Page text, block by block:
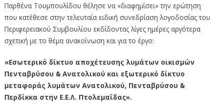
Παρθένα Τουμπουλίδου θέλησε να «διαφημίσει» την ερώτηση
που κατέθεσε στην τελευταία ειδική συνεδρίαση λογοδοσίας του
Περιφερειακού Συμβουλίου εκδίδοντας λίγες ημέρες αργότερα
σχετική με το θέμα ανακοίνωση και για το έργο:
«Εσωτερικό δίκτυο αποχέτευσης λυμάτων οικισμών
Πενταβρύσου & Ανατολικού και εξωτερικό δίκτυο
μεταφοράς λυμάτων Ανατολικού, Πενταβρύσου &
Περδίκκα στην Ε.Ε.Λ. Πτολεμαΐδας».